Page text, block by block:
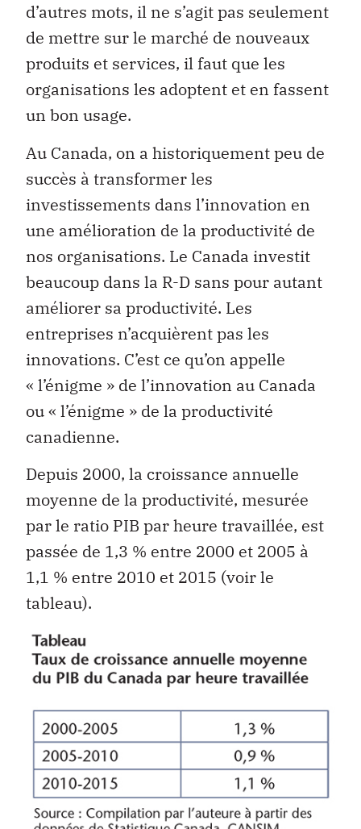
d’autres mots, il ne s’agit pas seulement
de mettre sur le marché de nouveaux
produits et services, il faut que les
organisations les adoptent et en fassent
un bon usage.
Au Canada, on a historiquement peu de
succès à transformer les
investissements dans l’innovation en
une amélioration de la productivité de
nos organisations. Le Canada investit
beaucoup dans la R-D sans pour autant
améliorer sa productivité. Les
entreprises n’acquièrent pas les
innovations. C’est ce qu’on appelle
« l’énigme » de l’innovation au Canada
ou « l’énigme » de la productivité
canadienne.
Depuis 2000, la croissance annuelle
moyenne de la productivité, mesurée
par le ratio PIB par heure travaillée, est
passée de 1,3 % entre 2000 et 2005 à
1,1 % entre 2010 et 2015 (voir le
tableau).